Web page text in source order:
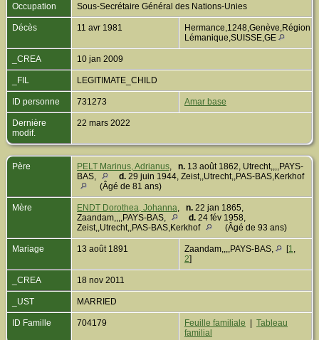
Occupation Sous-Secrétaire Général des Nations-Unies
Décès 11 avr 1981
Hermance,1248,Genève,Région
Lémanique,SUISSE,GE
_CREA 10 jan 2009
_FIL LEGITIMATE_CHILD
ID personne 731273 Amar base
Dernière
modif.
22 mars 2022
Père PELT Marinus, Adrianus, n. 13 août 1862, Utrecht,,,,PAYS-
BAS,
d. 29 juin 1944, Zeist,,Utrecht,,PAS-BAS,Kerkhof
(Âgé de 81 ans)
Mère ENDT Dorothea, Johanna, n. 22 jan 1865,
Zaandam,,,,PAYS-BAS,
d. 24 fév 1958,
Zeist,,Utrecht,,PAS-BAS,Kerkhof
(Âgé de 93 ans)
Mariage 13 août 1891 Zaandam,,,,PAYS-BAS, [1,
2]
_CREA 18 nov 2011
_UST MARRIED
ID Famille 704179 Feuille familiale
Tableau
familial